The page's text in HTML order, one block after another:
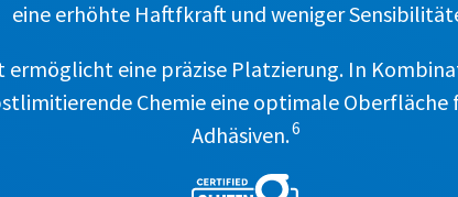
eine erhöhte Haftfkraft und weniger
ermöglicht eine präzise Platzierung. In
Chemie eine optimale Oberfläche
Adhäsiven.6